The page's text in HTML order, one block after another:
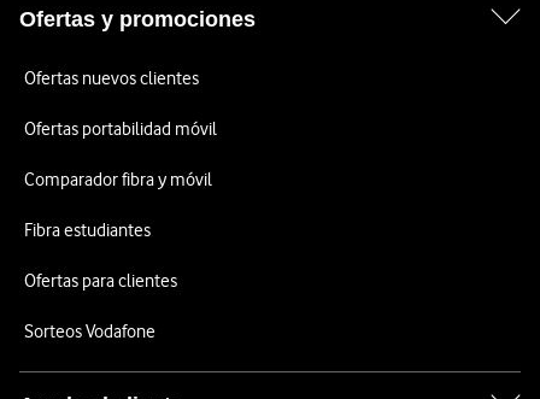
Ofertas y promociones
Ofertas nuevos clientes
Ofertas portabilidad móvil
Comparador fibra y móvil
Fibra estudiantes
Ofertas para clientes
Sorteos Vodafone